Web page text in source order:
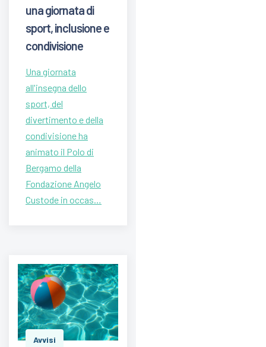
una giornata di
sport, inclusione e
condivisione
Una giornata
all'insegna dello
sport, del
divertimento e della
condivisione ha
animato il Polo di
Bergamo della
Fondazione Angelo
Custode in occas…
Avvisi